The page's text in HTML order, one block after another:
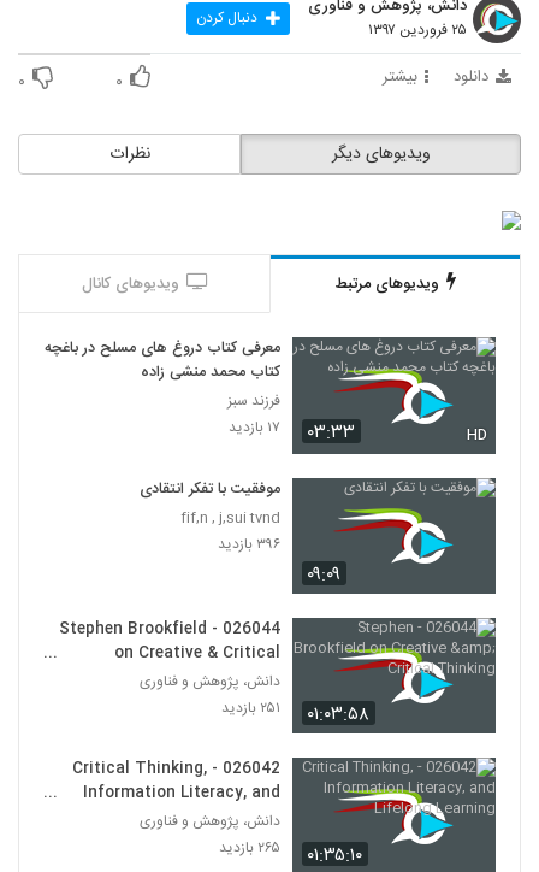
21
030023 - تفکر انتقادی (سری اول)
030024 - تفکر انتقادی (سری اول)
030025 - تفکر انتقادی (سری اول)
26
030026 - تفکر انتقادی (سری اول)
۵۶۳ بازدید
030027 - تفکر انتقادی (سری اول)
۵۸۹ بازدید
28
030028 - تفکر انتقادی (سری اول)
29
030037 - نظریه انتخاب عقلانی
۶۷۸ بازدید
030038 - نظریه انتخاب عقلانی
۵۹۷ بازدید
دانش، پژوهش و فناوری
۲۵ فروردین ۱۳۹۷ دنبال کردن
دانلود بیشتر ۰ ۰
نظرات ویدیوهای دیگر
ویدیوهای مرتبط ویدیوهای کانال
۰۳:۳۳ HD
معرفی کتاب دروغ های مسلح در باغچه
کتاب محمد منشی زاده
فرزند سبز
۱۷ بازدید
۰۹:۰۹
موفقیت با تفکر انتقادی
fif,n , j,sui tvnd
۳۹۶ بازدید
۰۱:۰۳:۵۸
026044 - Stephen Brookfield
on Creative & Critical
Thinking
دانش، پژوهش و فناوری
۲۵۱ بازدید
۰۱:۳۵:۱۰
026042 - Critical Thinking,
Information Literacy, and
Lifelong Learning
دانش، پژوهش و فناوری
۲۶۵ بازدید